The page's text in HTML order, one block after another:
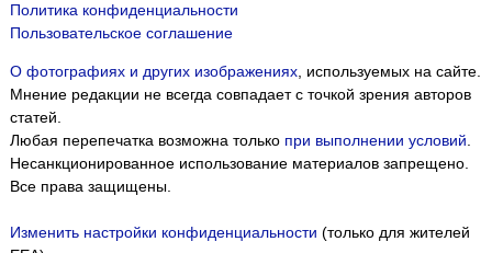
Политика конфиденциальности
Пользовательское соглашение
О фотографиях и других изображениях, используемых на сайте.
Мнение редакции не всегда совпадает с точкой зрения авторов
статей.
Любая перепечатка возможна только при выполнении условий.
Несанкционированное использование материалов запрещено.
Все права защищены.
Изменить настройки конфиденциальности (только для жителей